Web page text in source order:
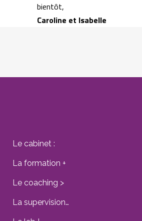
bientôt,
​Caroline et Isabelle
Le cabinet :
La formation +
Le coaching >
La supervision…